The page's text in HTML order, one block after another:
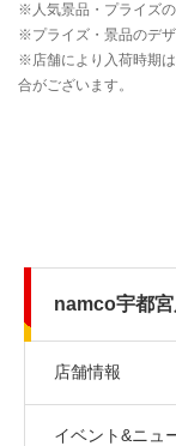
namco宇都
店舗情報
イベント&ニュ